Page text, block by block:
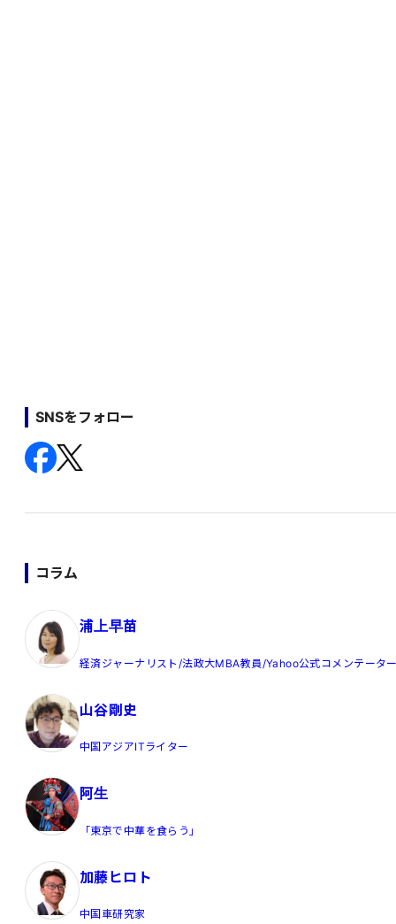
SNSをフォロー
コラム
浦上早苗
経済ジャーナリスト/法政大MBA教員/Yahoo公式コメンテータ
山谷剛史
中国アジアITライター
阿生
「東京で中華を食らう」
加藤ヒロト
中国車研究家